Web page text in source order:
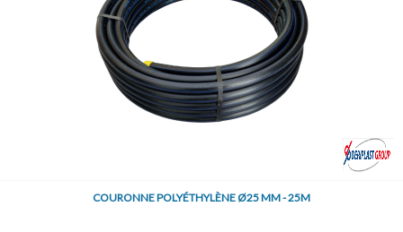
COURONNE POLYÉTHYLÈNE Ø25 MM - 25M